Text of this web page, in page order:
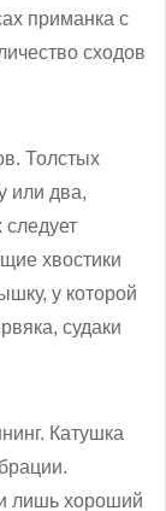
приманка с
сходов
Толстых
или два,
хвостики
у которой
судаки
Катушка
лишь хороший